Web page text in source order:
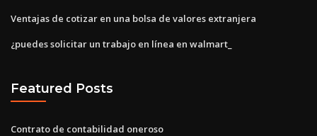
Ventajas de cotizar en una bolsa de valores extranjera
¿puedes solicitar un trabajo en línea en walmart_
Featured Posts
Contrato de contabilidad oneroso